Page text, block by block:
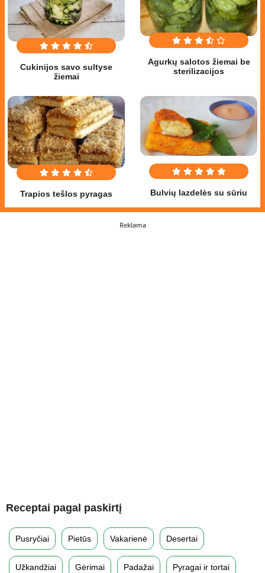
Cukinijos savo sultyse
žiemai
Agurkų salotos žiemai be
sterilizacijos
Trapios tešlos pyragas Bulvių lazdelės su sūriu
Reklama
Receptai pagal paskirtį
Pusryčiai Pietūs Vakarienė Desertai
Užkandžiai Gėrimai Padažai Pyragai ir tortai